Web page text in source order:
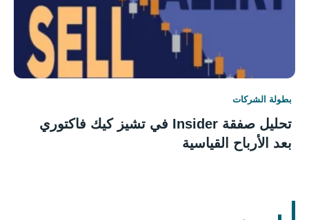
بطولة الشركات
تحليل صفقة Insider في تشيز كيك فاكتوري
بعد الأرباح القياسية